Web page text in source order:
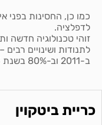
כמו כן, החסינות בפני
לדפלציה.
זוהי טכנולוגיה חדשה
ב-2011 וב-80% בשנת 2015.
כריית ביטקוין